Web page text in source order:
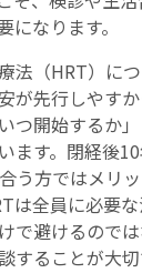
になります。
法（HRT）に
が先行しやす
つ開始するか
ます。閉経後
う方ではメリ
は全員に必要
で避けるので
することが大切